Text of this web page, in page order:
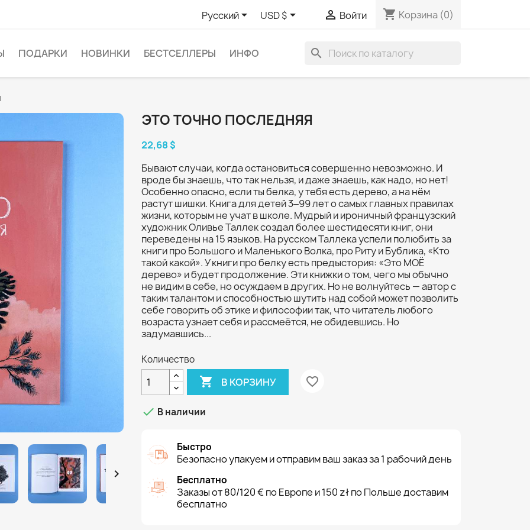
Русский USD $  Войти shopping_cart Корзина (0)
ПОДАРКИ НОВИНКИ БЕСТСЕЛЛЕРЫ ИНФО search

ЭТО ТОЧНО ПОСЛЕДНЯЯ
22,68 $
Бывают случаи, когда остановиться совершенно невозможно. И
вроде бы знаешь, что так нельзя, и даже знаешь, как надо, но нет!
Особенно опасно, если ты белка, у тебя есть дерево, а на нём
растут шишки. Книга для детей 3‒99 лет о самых главных правилах
жизни, которым не учат в школе. Мудрый и ироничный французский
художник Оливье Таллек создал более шестидесяти книг, они
переведены на 15 языков. На русском Таллека успели полюбить за
книги про Большого и Маленького Волка, про Риту и Бублика, «Кто
такой какой». У книги про белку есть предыстория: «Это МОЁ
дерево» и будет продолжение. Эти книжки о том, чего мы обычно
не видим в себе, но осуждаем в других. Но не волнуйтесь — автор с
таким талантом и способностью шутить над собой может позволить
себе говорить об этике и философии так, что читатель любого
возраста узнает себя и рассмеётся, не обидевшись. Но
задумавшись...
Количество
 В КОРЗИНУ favorite_border
 В наличии
Быстро
Безопасно упакуем и отправим ваш заказ за 1 рабочий день
Бесплатно
Заказы от 80/120 € по Европе и 150 zł по Польше доставим
бесплатно